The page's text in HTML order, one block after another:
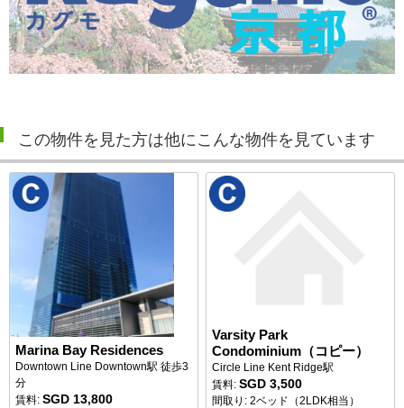
この物件を見た方は他にこんな物件を見ています
Marina Bay Residences
Downtown Line Downtown駅 徒歩3
分
賃料: SGD 13,800
Varsity Park
Condominium（コピー）
Circle Line Kent Ridge駅
賃料:SGD 3,500
間取り: 2ベッド（2LDK相当）